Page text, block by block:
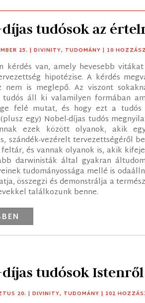
tudósok az
25. |DIVINITY, TUDOMÁNY | 10
kérdés van, amely hevesebb
hipotézise. A kérdés
nem is meglepő. Az viszont
áll ki valamilyen formában
felé mutat, és hogy ezt a
egy) Nobel-díjas tudós
ezek között olyanok, akik
szándék-vezérelt tervezettségéről
és vannak olyanok is, akik
darwinisták által gyakran
tudományossága mellé is
összegzi és demonstrálja a
találkozunk benne.
tudósok Istenről
20. |DIVINITY, TUDOMÁNY | 102